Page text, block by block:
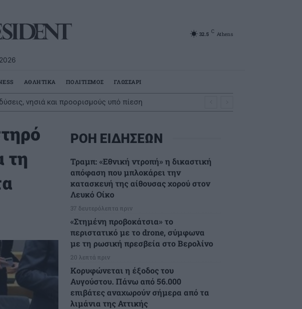
32.5 C Athens
ΑΘΛΗΤΙΚΑ ΠΟΛΙΤΙΣΜΟΣ ΓΛΩΣΣΑΡΙ
νησιά και προορισμούς υπό πίεση
τη
ΡΟΗ ΕΙΔΗΣΕΩΝ
Τραμπ: «Εθνική ντροπή» η δικαστική
απόφαση που μπλοκάρει την
κατασκευή της αίθουσας χορού στον
Λευκό Οίκο
37 δευτερόλεπτα πριν
«Στημένη προβοκάτσια» το
περιστατικό με το drone, σύμφωνα
με τη ρωσική πρεσβεία στο Βερολίνο
20 λεπτά πριν
Κορυφώνεται η έξοδος του
Αυγούστου. Πάνω από 56.000
επιβάτες αναχωρούν σήμερα από τα
λιμάνια της Αττικής